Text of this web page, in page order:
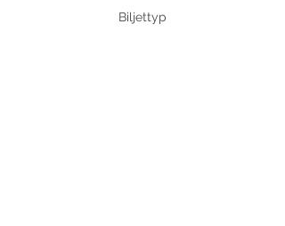
Biljettyp